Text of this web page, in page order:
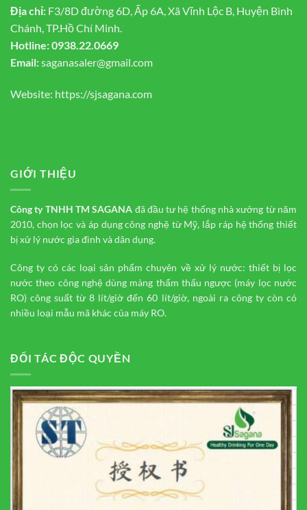
Địa chỉ: F3/8D đường 6D, Ấp 6A, Xã Vĩnh Lộc B, Huyện Bình
Chánh, TP.Hồ Chí Minh.
Hotline:0938.22.0669
Email:saganasaler@gmail.com
Website: https://sjsagana.com
GIỚI THIỆU
Công ty TNHH TMSAGANA đã đầu tư hệ thống nhà xưởng từ năm
2010, chọn lọc và áp dụng công nghệ từ Mỹ, lắp ráp hệ thống thiết
bị xử lý nước gia đình và dân dụng.
Công ty có các loại sản phẩm chuyên về xử lý nước: thiết bị lọc
nước theo công nghệ dùng màng thẩm thấu ngược (máy lọc nước
RO) công suất từ 8 lít/giờ đến 60 lít/giờ, ngoài ra công ty còn có
nhiều loại mẫu mã khác của máy RO.
ĐỐI TÁC ĐỘC QUYỀN